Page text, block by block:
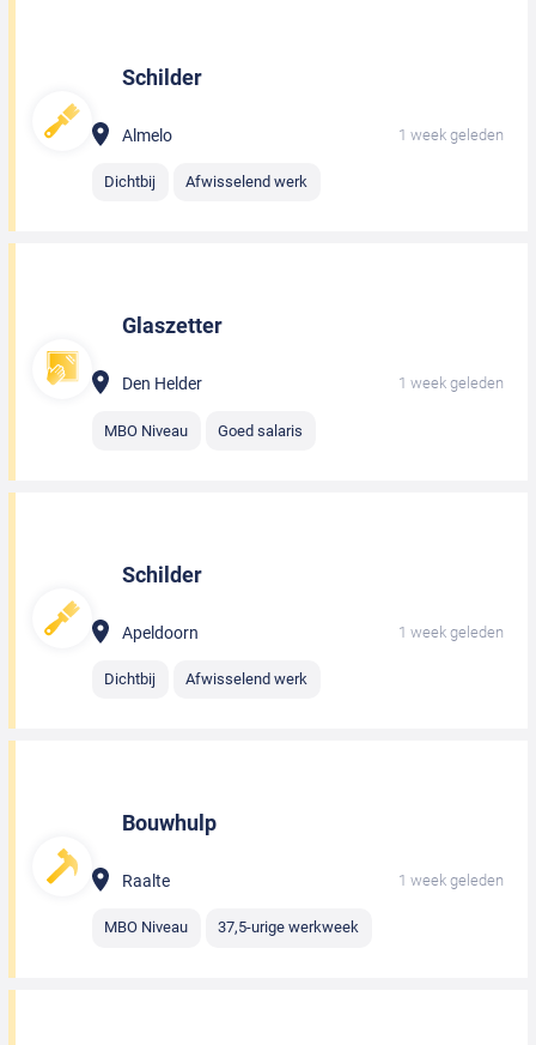
Schilder
Almelo 1 week geleden
Dichtbij Afwisselend werk
Glaszetter
Den Helder 1 week geleden
MBO Niveau Goed salaris
Schilder
Apeldoorn 1 week geleden
Dichtbij Afwisselend werk
Bouwhulp
Raalte 1 week geleden
MBO Niveau 37,5-urige werkweek